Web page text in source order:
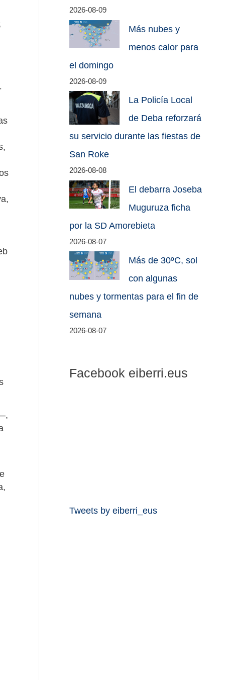
2026-08-09
Más nubes y
menos calor para
el domingo
2026-08-09
La Policía Local
de Deba reforzará
su servicio durante las fiestas de
San Roke
2026-08-08
El debarra Joseba
Muguruza ficha
por la SD Amorebieta
2026-08-07
Más de 30ºC, sol
con algunas
nubes y tormentas para el fin de
semana
2026-08-07
Facebook eiberri.eus
Tweets by eiberri_eus